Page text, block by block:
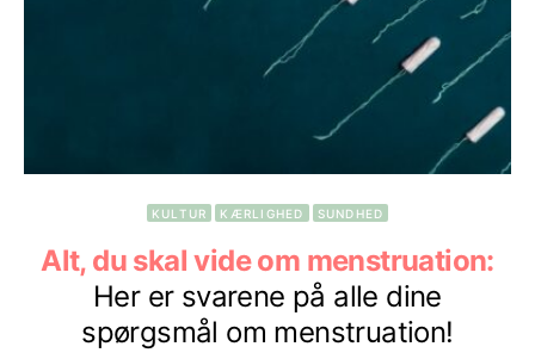
KULTUR KÆRLIGHED SUNDHED
Alt, du skal vide om menstruation:
Her er svarene på alle dine
spørgsmål om menstruation!